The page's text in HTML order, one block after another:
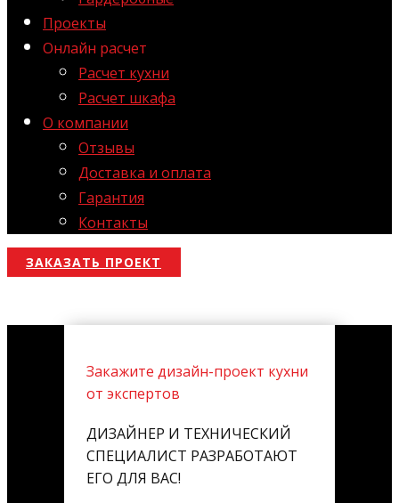
Проекты
Онлайн расчет
Расчет кухни
Расчет шкафа
О компании
Отзывы
Доставка и оплата
Гарантия
Контакты
ЗАКАЗАТЬ ПРОЕКТ
Закажите дизайн-проект кухни
от экспертов
ДИЗАЙНЕР И ТЕХНИЧЕСКИЙ
СПЕЦИАЛИСТ РАЗРАБОТАЮТ
ЕГО ДЛЯ ВАС!